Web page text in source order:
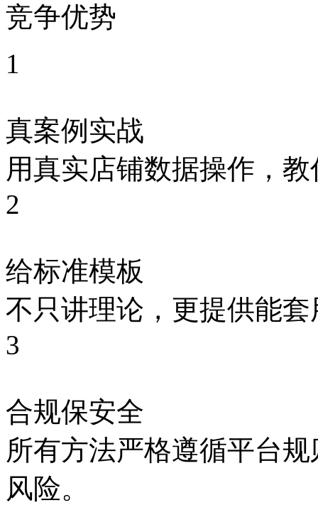
竞争优势
1
真案例实战
用真实店铺数据操作，
2
给标准模板
不只讲理论，更提供能
3
合规保安全
所有方法严格遵循平台
风险。